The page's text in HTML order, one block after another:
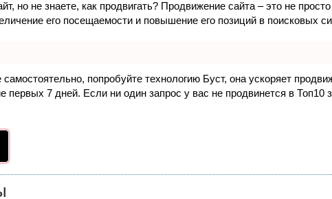
но не знаете, как продвигать? Продвижение сайта – это не
его посещаемости и повышение его позиций в поисковых
попробуйте технологию Буст, она ускоряет
первых 7 дней. Если ни один запрос у вас не продвинется в Топ10